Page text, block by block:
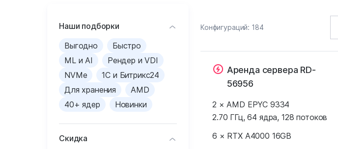
Наши подборки
Выгодно
Быстро
ML и AI
Рендер и VDI
NVMe
1С и Битрикс24
Для хранения
AMD
40+ ядер
Новинки
Скидка
Конфигураций: 184
Аренда сервера RD-
56956
2 × AMD EPYC 9334
2.70 ГГц, 64 ядра, 128 потоков
6 × RTX A4000 16GB